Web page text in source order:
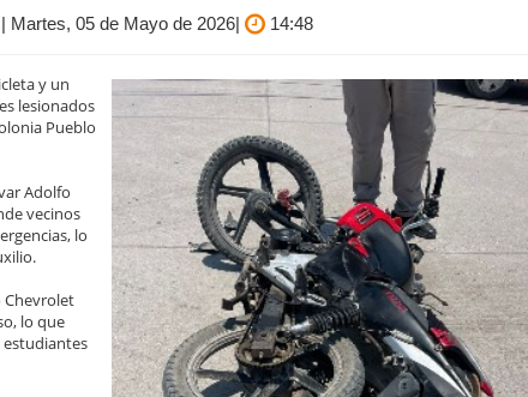
Martes, 05 de Mayo de 2026| 14:48
y un
lesionados
Pueblo
Adolfo
vecinos
lo
Chevrolet
lo que
estudiantes